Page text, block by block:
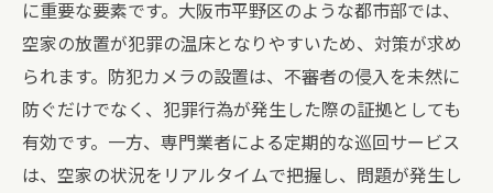
に重要な要素です。大阪市平野区のような都市部では、
空家の放置が犯罪の温床となりやすいため、対策が求め
られます。防犯カメラの設置は、不審者の侵入を未然に
防ぐだけでなく、犯罪行為が発生した際の証拠としても
有効です。一方、専門業者による定期的な巡回サービス
は、空家の状況をリアルタイムで把握し、問題が発生し